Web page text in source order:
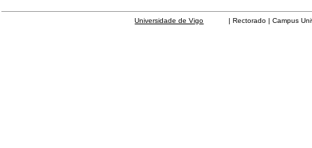
Universidade de Vigo | Rectorado | Campus